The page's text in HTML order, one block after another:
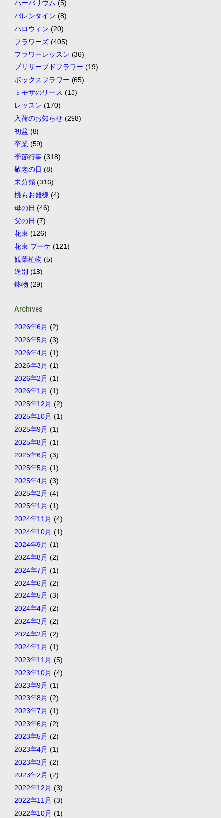
ハーバリウム (5)
バレンタイン (8)
ハロウィン (20)
フラワーズ(405)
フラワーレッスン (36)
プリザーブドフラワー (19)
ボックスフラワー (65)
ミモザのリース (13)
レッスン (170)
入荷のお知らせ(298)
初盆 (8)
卒業(59)
季節行事(318)
敬老の日 (8)
未分類(316)
桃もお雛様 (4)
母の日 (46)
父の日 (7)
花束(126)
花束 ブーケ (121)
観葉植物 (5)
送別 (18)
鉢物 (29)
Archives
2026年6月 (2)
2026年5月 (3)
2026年4月 (1)
2026年3月 (1)
2026年2月 (1)
2026年1月 (1)
2025年12月 (2)
2025年10月 (1)
2025年9月 (1)
2025年8月 (1)
2025年6月 (3)
2025年5月 (1)
2025年4月 (3)
2025年2月 (4)
2025年1月 (1)
2024年11月 (4)
2024年10月 (1)
2024年9月 (1)
2024年8月 (2)
2024年7月 (1)
2024年6月 (2)
2024年5月 (3)
2024年4月 (2)
2024年3月 (2)
2024年2月 (2)
2024年1月 (1)
2023年11月 (5)
2023年10月 (4)
2023年9月 (1)
2023年8月 (2)
2023年7月 (1)
2023年6月 (2)
2023年5月 (2)
2023年4月 (1)
2023年3月 (2)
2023年2月 (2)
2022年12月 (3)
2022年11月 (3)
2022年10月 (1)